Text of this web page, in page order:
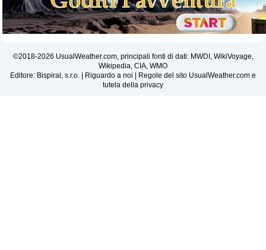
©2018-2026 UsualWeather.com, principali fonti di dati: MWDI, WikiVoyage,
Wikipedia, CIA, WMO
Editore: Bispiral, s.r.o. | Riguardo a noi | Regole del sito UsualWeather.com e
tutela della privacy